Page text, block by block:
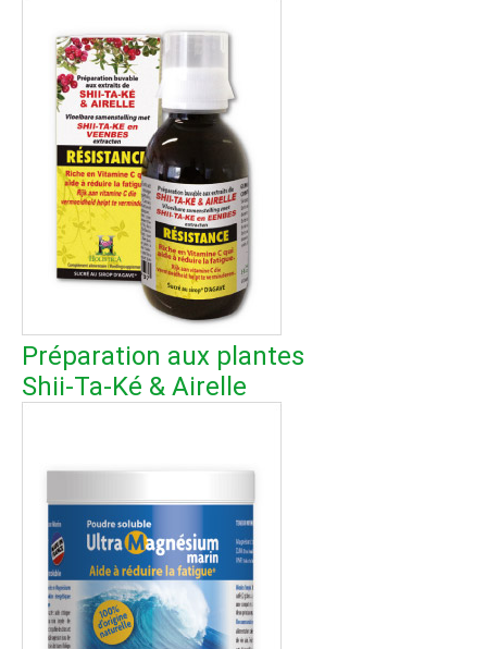
Préparation aux plantes
Shii-Ta-Ké & Airelle